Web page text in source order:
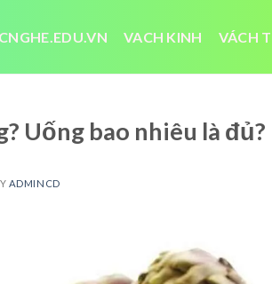
VACH KINH VÁCH
Uống bao nhiêu là đủ?
ADMINCD